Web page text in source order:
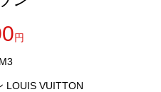
円
LOUIS VUITTON